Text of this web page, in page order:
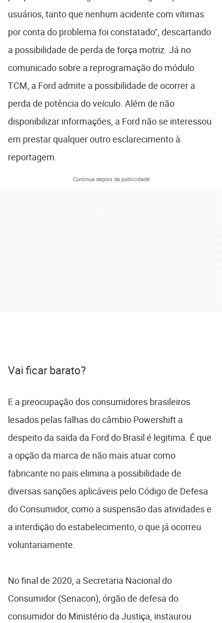
usuários, tanto que nenhum acidente com vítimas
por conta do problema foi constatado", descartando
a possibilidade de perda de força motriz. Já no
comunicado sobre a reprogramação do módulo
TCM, a Ford admite a possibilidade de ocorrer a
perda de potência do veículo. Além de não
disponibilizar informações, a Ford não se interessou
em prestar qualquer outro esclarecimento à
reportagem.
Continua depois da publicidade
Vai ficar barato?
E a preocupação dos consumidores brasileiros
lesados pelas falhas do câmbio Powershift a
despeito da saída da Ford do Brasil é legitima. É que
a opção da marca de não mais atuar como
fabricante no país elimina a possibilidade de
diversas sanções aplicáveis pelo Código de Defesa
do Consumidor, como a suspensão das atividades e
a interdição do estabelecimento, o que já ocorreu
voluntariamente.
No final de 2020, a Secretaria Nacional do
Consumidor (Senacon), órgão de defesa do
consumidor do Ministério da Justiça, instaurou